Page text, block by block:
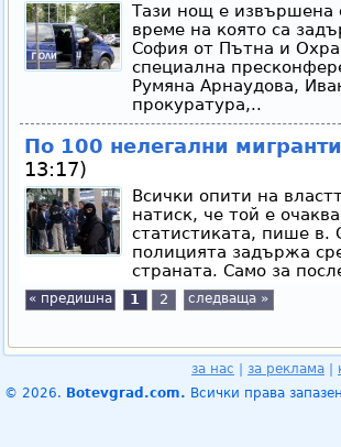
Тази нощ е извършена
време на която са
София от Пътна и
специална
Румяна Арнаудова,
прокуратура,..
По 100 нелегални
13:17)
Всички опити на
натиск, че той е
статистиката, пише в.
полицията задържа
страната. Само за
« предишна 1 2 следваща »
за нас за реклама
© 2026. Botevgrad.com. Всички права